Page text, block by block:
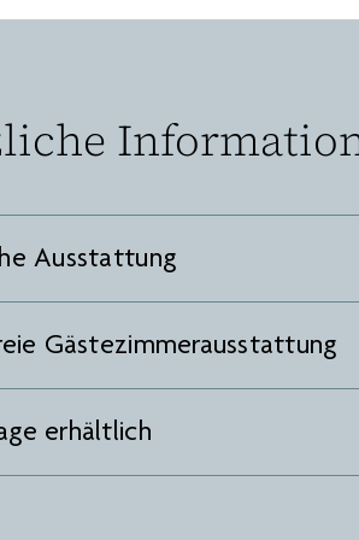
Ausstattung
Gästezimmerausstattung
erhältlich